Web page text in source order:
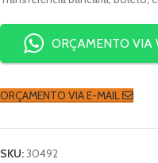
ORÇAMENTO VIA
ORÇAMENTO VIA E-MAIL
SKU:30492